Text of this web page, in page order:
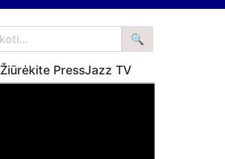
Žiūrėkite PressJazz TV